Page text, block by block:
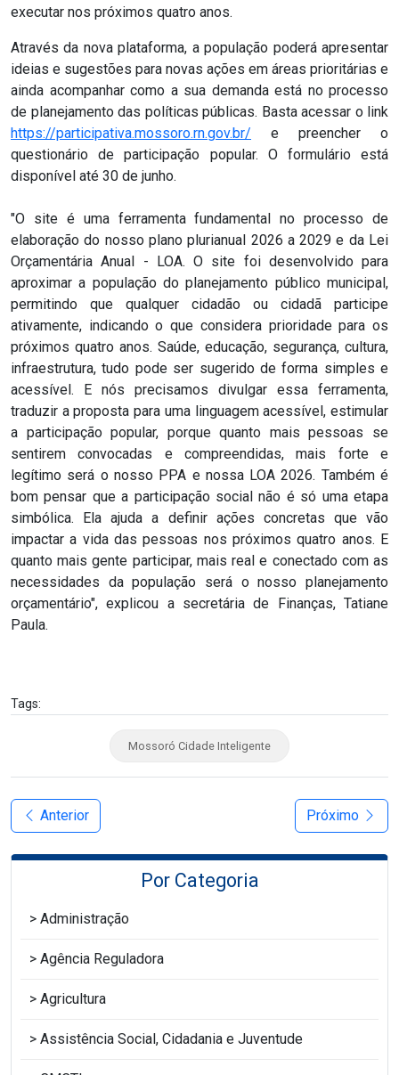
executar nos próximos quatro anos.
Através da nova plataforma, a população poderá apresentar
ideias e sugestões para novas ações em áreas prioritárias e
ainda acompanhar como a sua demanda está no processo
de planejamento das políticas públicas. Basta acessar o link
https://participativa.mossoro.rn.gov.br/ e preencher o
questionário de participação popular. O formulário está
disponível até 30 de junho.
"O site é uma ferramenta fundamental no processo de
elaboração do nosso plano plurianual 2026 a 2029 e da Lei
Orçamentária Anual - LOA. O site foi desenvolvido para
aproximar a população do planejamento público municipal,
permitindo que qualquer cidadão ou cidadã participe
ativamente, indicando o que considera prioridade para os
próximos quatro anos. Saúde, educação, segurança, cultura,
infraestrutura, tudo pode ser sugerido de forma simples e
acessível. E nós precisamos divulgar essa ferramenta,
traduzir a proposta para uma linguagem acessível, estimular
a participação popular, porque quanto mais pessoas se
sentirem convocadas e compreendidas, mais forte e
legítimo será o nosso PPA e nossa LOA 2026. Também é
bom pensar que a participação social não é só uma etapa
simbólica. Ela ajuda a definir ações concretas que vão
impactar a vida das pessoas nos próximos quatro anos. E
quanto mais gente participar, mais real e conectado com as
necessidades da população será o nosso planejamento
orçamentário", explicou a secretária de Finanças, Tatiane
Paula.
Tags:
Mossoró Cidade Inteligente
Anterior Próximo
Por Categoria
Administração
Agência Reguladora
Agricultura
Assistência Social, Cidadania e Juventude